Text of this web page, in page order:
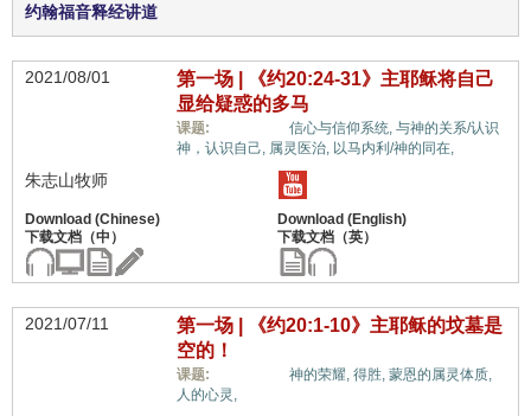
约翰福音释经讲道
2021/08/01
第一场 | 《约20:24-31》主耶稣将自己
显给疑惑的多马
课题: 信心与信仰系统, 与神的关系/认识
神，认识自己, 属灵医治, 以马内利/神的同在,
朱志山牧师
2021/07/11
第一场 | 《约20:1-10》主耶稣的坟墓是
空的！
课题: 神的荣耀, 得胜, 蒙恩的属灵体质,
人的心灵,